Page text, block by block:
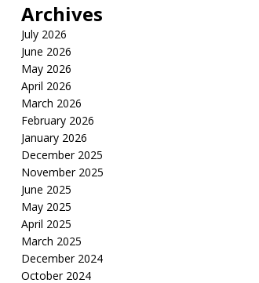
Archives
July 2026
June 2026
May 2026
April 2026
March 2026
February 2026
January 2026
December 2025
November 2025
June 2025
May 2025
April 2025
March 2025
December 2024
October 2024